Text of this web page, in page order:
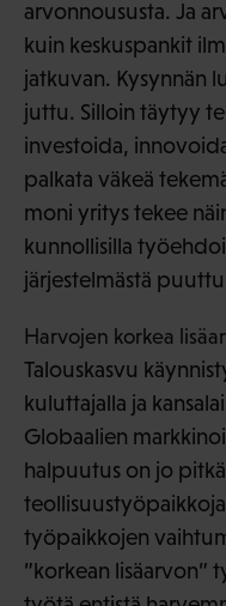
arvonnoususta. Ja
kuin keskuspankit
jatkuvan. Kysynnän
juttu. Silloin täytyy
investoida,
palkata väkeä
moni yritys tekee
kunnollisilla
järjestelmästä
Harvojen korkea
Talouskasvu
kuluttajalla ja
Globaalien
halpuutus on jo
teollisuustyöpaikkoja
työpaikkojen
”korkean lisäarvon”